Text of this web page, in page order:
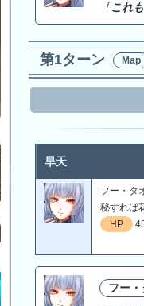
「これ
第1ターン Map
旱天
フー・タ
秘すれば
HP
フー・